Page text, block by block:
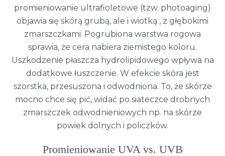
promieniowanie ultrafioletowe (tzw. photoaging)
objawia się skórą grubą, ale i wiotką , z głębokimi
zmarszczkami. Pogrubiona warstwa rogowa
sprawia, że cera nabiera ziemistego koloru.
Uszkodzenie płaszcza hydrolipidowego wpływa na
dodatkowe łuszczenie. W efekcie skóra jest
szorstka, przesuszona i odwodniona. To, że skórze
mocno chce się pić, widać po siateczce drobnych
zmarszczek odwodnieniowych np. na skórze
powiek dolnych i policzków.
Promieniowanie UVA vs. UVB